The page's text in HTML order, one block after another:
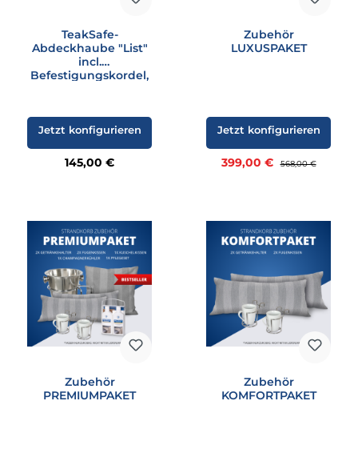
TeakSafe-
Abdeckhaube "List"
incl.
Befestigungskordel,
Regulärer Preis:
145,00 €
Jetzt konfigurieren
Zubehör
LUXUSPAKET
Verkaufspreis:
399,00 € Regulärer Preis:
568,00 €
Jetzt konfigurieren
Zubehör
PREMIUMPAKET
Zubehör
KOMFORTPAKET